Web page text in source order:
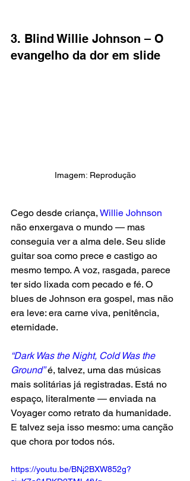
3. Blind Willie Johnson – O
evangelho da dor em slide
Imagem: Reprodução
Cego desde criança, Willie Johnson
não enxergava o mundo — mas
conseguia ver a alma dele. Seu slide
guitar soa como prece e castigo ao
mesmo tempo. A voz, rasgada, parece
ter sido lixada com pecado e fé. O
blues de Johnson era gospel, mas não
era leve: era carne viva, penitência,
eternidade.
“Dark Was the Night, Cold Was the
Ground” é, talvez, uma das músicas
mais solitárias já registradas. Está no
espaço, literalmente — enviada na
Voyager como retrato da humanidade.
E talvez seja isso mesmo: uma canção
que chora por todos nós.
https://youtu.be/BNj2BXW852g?